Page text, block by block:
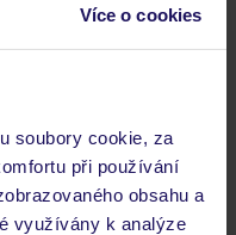
Více o cookies
soubory cookie, za
při používání
obsahu a
využívány k analýze
do hotelu?